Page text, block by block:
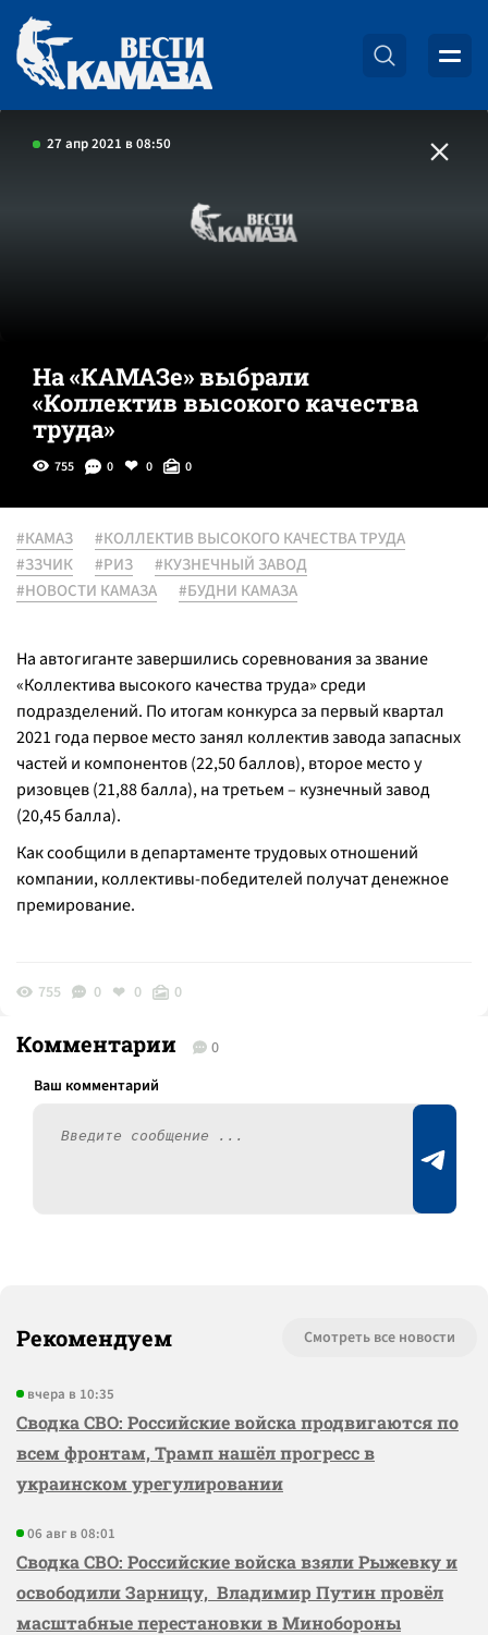
27 апр 2021 в 08:50
На «КАМАЗе» выбрали
«Коллектив высокого качества
труда»
755 0 0 0
#КАМАЗ
#КОЛЛЕКТИВ ВЫСОКОГО КАЧЕСТВА ТРУДА
#ЗЗЧИК
#РИЗ
#КУЗНЕЧНЫЙ ЗАВОД
#НОВОСТИ КАМАЗА
#БУДНИ КАМАЗА
На автогиганте завершились соревнования за звание
«Коллектива высокого качества труда» среди
подразделений. По итогам конкурса за первый квартал
2021 года первое место занял коллектив завода запасных
частей и компонентов (22,50 баллов), второе место у
ризовцев (21,88 балла), на третьем – кузнечный завод
(20,45 балла).
Как сообщили в департаменте трудовых отношений
компании, коллективы-победителей получат денежное
премирование.
755 0 0 0
Комментарии 0
Рекомендуем Смотреть все новости
вчера в 10:35
Сводка СВО: Российские войска продвигаются по
всем фронтам, Трамп нашёл прогресс в
украинском урегулировании
06 авг в 08:01
Сводка СВО: Российские войска взяли Рыжевку и
освободили Зарницу, Владимир Путин провёл
масштабные перестановки в Минобороны